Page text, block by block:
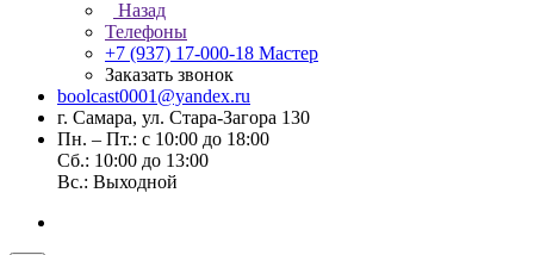
Назад
Телефоны
+7 (937) 17-000-18 Мастер
Заказать звонок
boolcast0001@yandex.ru
г. Самара, ул. Стара-Загора 130
Пн. – Пт.: с 10:00 до 18:00
Сб.: 10:00 до 13:00
Вс.: Выходной